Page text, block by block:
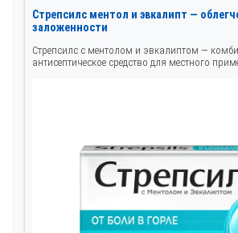
Стрепсилс ментол и эвкалипт —
заложенности
Стрепсилс с ментолом и эвкалиптом —
антисептическое средство для местного